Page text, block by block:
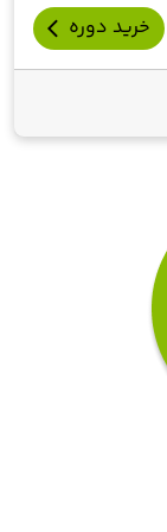
خرید دوره arrow_back_ios